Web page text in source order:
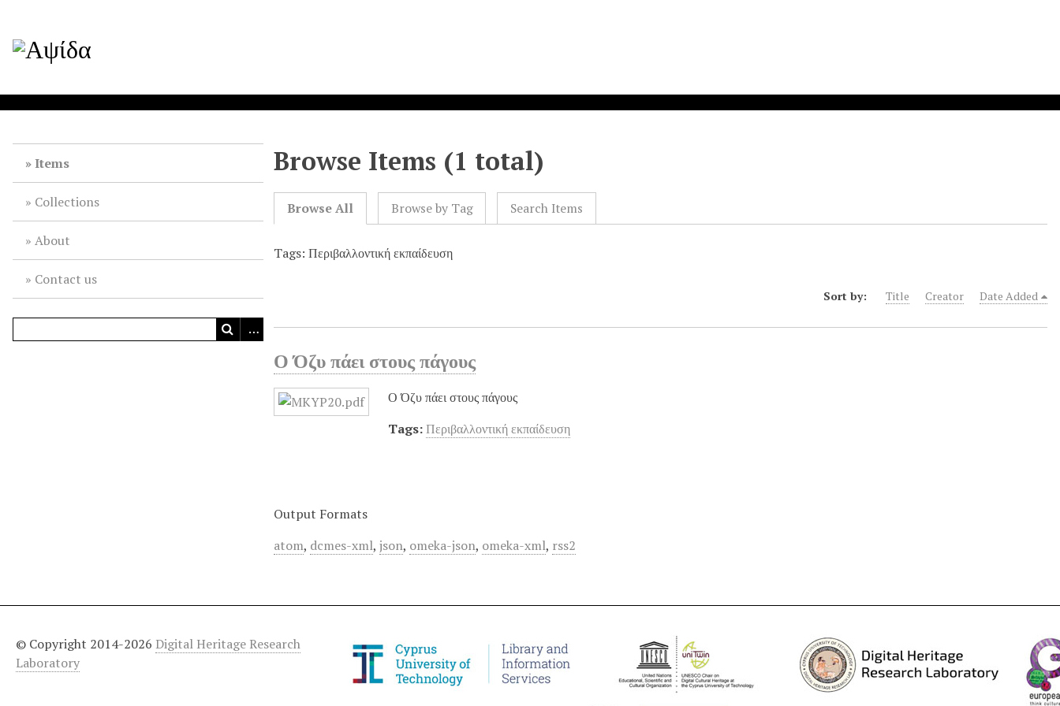
Items
Collections
About
Contact us
Browse Items (1 total)
Browse All Browse by Tag Search Items
Tags: Περιβαλλοντική εκπαίδευση
Sort by: Title Creator Date Added
Ο Όζυ πάει στους πάγους
Ο Όζυ πάει στους πάγους
Tags: Περιβαλλοντική εκπαίδευση
Output Formats
atom, dcmes-xml,json, omeka-json, omeka-xml, rss2
© Copyright 2014-2026 Digital Heritage Research
Laboratory